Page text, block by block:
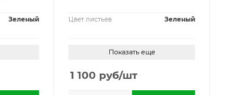
Зеленый Цвет листьев Зеленый
Показать еще
1 100 руб/шт